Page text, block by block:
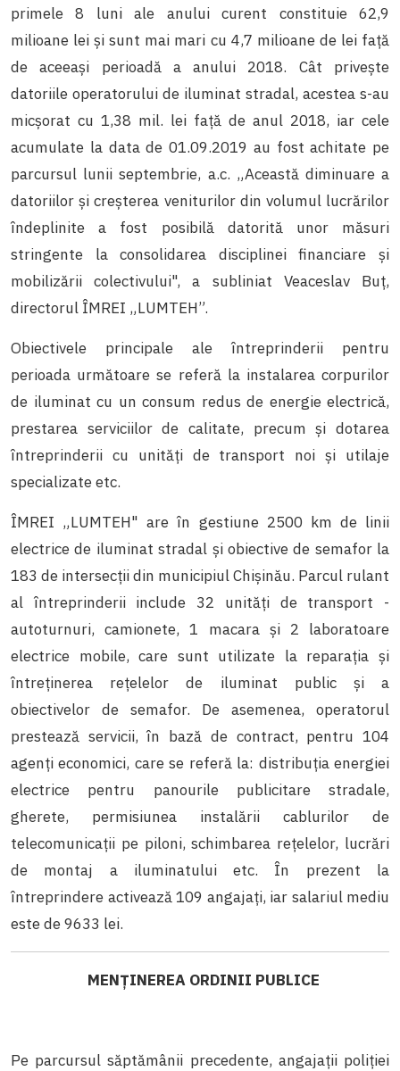
primele 8 luni ale anului curent constituie 62,9
milioane lei și sunt mai mari cu 4,7 milioane de lei față
de aceeași perioadă a anului 2018. Cât privește
datoriile operatorului de iluminat stradal, acestea s-au
micșorat cu 1,38 mil. lei față de anul 2018, iar cele
acumulate la data de 01.09.2019 au fost achitate pe
parcursul lunii septembrie, a.c. „Această diminuare a
datoriilor și creșterea veniturilor din volumul lucrărilor
îndeplinite a fost posibilă datorită unor măsuri
stringente la consolidarea disciplinei financiare și
mobilizării colectivului", a subliniat Veaceslav Buț,
directorul ÎMREI „LUMTEH”.
Obiectivele principale ale întreprinderii pentru
perioada următoare se referă la instalarea corpurilor
de iluminat cu un consum redus de energie electrică,
prestarea serviciilor de calitate, precum și dotarea
întreprinderii cu unități de transport noi și utilaje
specializate etc.
ÎMREI „LUMTEH" are în gestiune 2500 km de linii
electrice de iluminat stradal și obiective de semafor la
183 de intersecții din municipiul Chișinău. Parcul rulant
al întreprinderii include 32 unități de transport -
autoturnuri, camionete, 1 macara și 2 laboratoare
electrice mobile, care sunt utilizate la reparația și
întreținerea rețelelor de iluminat public și a
obiectivelor de semafor. De asemenea, operatorul
prestează servicii, în bază de contract, pentru 104
agenți economici, care se referă la: distribuția energiei
electrice pentru panourile publicitare stradale,
gherete, permisiunea instalării cablurilor de
telecomunicații pe piloni, schimbarea rețelelor, lucrări
de montaj a iluminatului etc. În prezent la
întreprindere activează 109 angajați, iar salariul mediu
este de 9633 lei.
MENȚINEREA ORDINII PUBLICE
Pe parcursul săptămânii precedente, angajaţii poliţiei